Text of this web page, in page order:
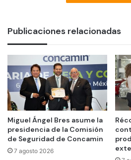
Publicaciones relacionadas
Miguel Ángel Bres asume la
presidencia de la Comisión
de Seguridad de Concamin
7 agosto 2026